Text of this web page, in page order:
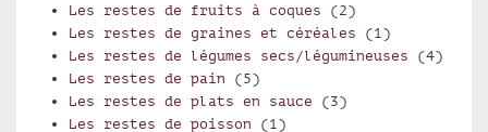
Les restes de fruits à coques (2)
Les restes de graines et céréales (1)
Les restes de légumes secs/légumineuses (4)
Les restes de pain (5)
Les restes de plats en sauce (3)
Les restes de poisson (1)